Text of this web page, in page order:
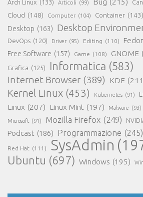
Arch Linux (133) Articoli (99)
Cloud (148) Computer (104) Container (143)
Desktop (163) Desktop
DevOps (120) Driver (95) Editing (110)
Free Software (157) Game (108) GNOME
Grafica (125) Informatica (583)
Internet Browser (389) KDE
Kernel Linux (453) Kubernetes (91)
Linux (207) Linux Mint (197) Malware (93)
Microsoft (91) Mozilla Firefox (249)
Podcast (186) Programmazione (245)
Red Hat (111) SysAdmin
Ubuntu (697) Windows (195)